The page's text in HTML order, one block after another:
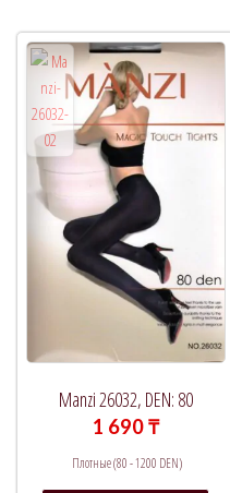
Категории товаров
Метки товаров
Manzi 26032, DEN: 80
1 690₸
Плотные (80 - 1200 DEN)